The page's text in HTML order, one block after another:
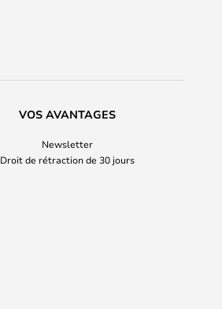
VOS AVANTAGES
Newsletter
Droit de rétraction de 30 jours